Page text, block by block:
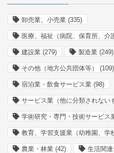
卸売業、小売業 (335)
医療、福祉（病院、保育所、介
建設業 (279) 製造業 (249)
その他（地方公共団体等） (109)
宿泊業・飲食サービス業 (98)
サービス業（他に分類されない
学術研究・専門・技術サービス
教育、学習支援業（幼稚園、学
農業・林業 (42) 生活関